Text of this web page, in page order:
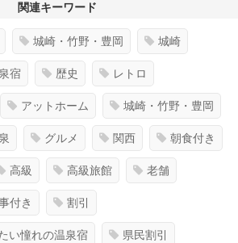
関連キーワード
城崎・竹野・豊岡 城崎
宿 歴史 レトロ
アットホーム 城崎・竹野・豊岡
グルメ 関西 朝食付き
高級 高級旅館 老舗
付き 割引
い憧れの温泉宿 県民割引